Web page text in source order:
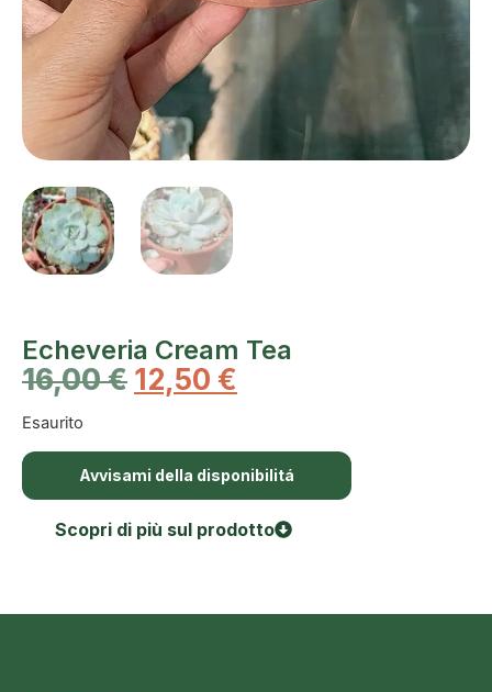
Echeveria Cream Tea
16,00€ 12,50 €
Esaurito
Avvisami della disponibilitá
Scopri di più sul prodotto